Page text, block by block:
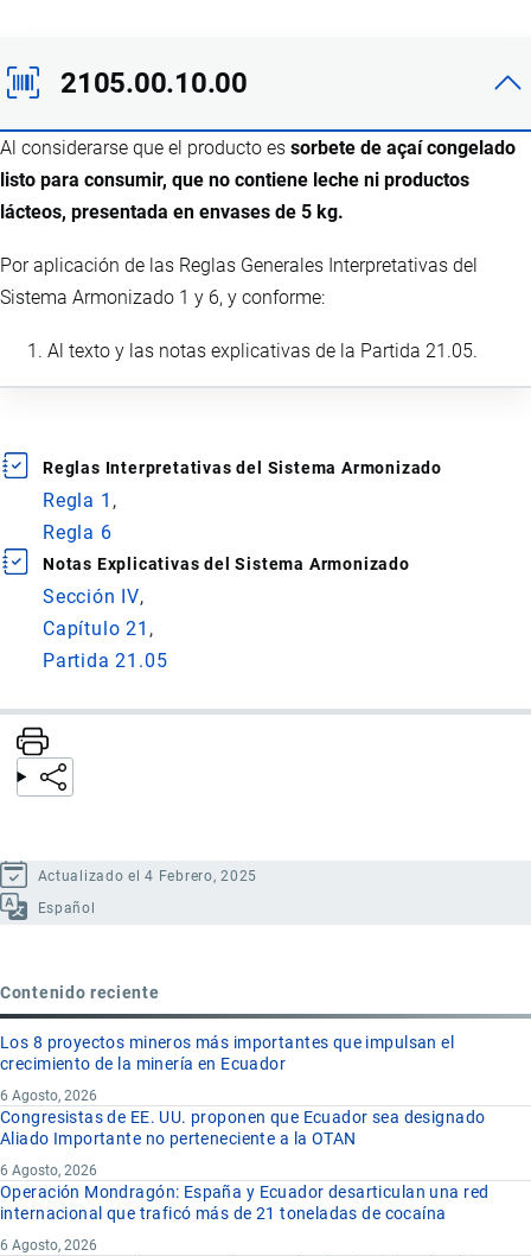
2105.00.10.00
Al considerarse que el producto es sorbete de açaí congelado
listo para consumir, que no contiene leche ni productos
lácteos, presentada en envases de 5 kg.
Por aplicación de las Reglas Generales Interpretativas del
Sistema Armonizado 1 y 6, y conforme:
Al texto y las notas explicativas de la Partida 21.05.
Reglas Interpretativas del Sistema Armonizado
Regla 1
Regla 6
Notas Explicativas del Sistema Armonizado
Sección IV
Capítulo 21
Partida 21.05
Actualizado el 4 Febrero, 2025
Español
Contenido reciente
Los 8 proyectos mineros más importantes que impulsan el
crecimiento de la minería en Ecuador
6 Agosto, 2026
Congresistas de EE. UU. proponen que Ecuador sea designado
Aliado Importante no perteneciente a la OTAN
6 Agosto, 2026
Operación Mondragón: España y Ecuador desarticulan una red
internacional que traficó más de 21 toneladas de cocaína
6 Agosto, 2026